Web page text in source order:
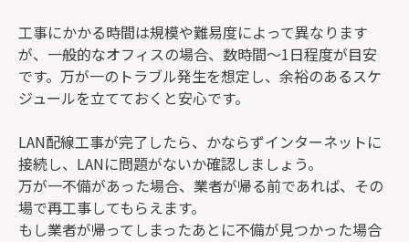
工事にかかる時間は規模や難易度によって異なります
が、一般的なオフィスの場合、数時間～1日程度が目安
です。万が一のトラブル発生を想定し、余裕のあるスケ
ジュールを立てておくと安心です。
LAN配線工事が完了したら、かならずインターネットに
接続し、LANに問題がないか確認しましょう。
万が一不備があった場合、業者が帰る前であれば、その
場で再工事してもらえます。
もし業者が帰ってしまったあとに不備が見つかった場合